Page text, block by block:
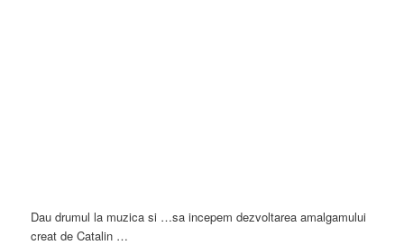
Dau drumul la muzica si …sa incepem dezvoltarea amalgamului
creat de Catalin …